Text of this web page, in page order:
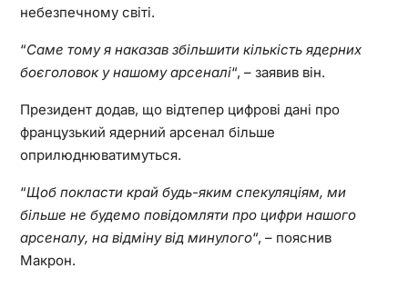
небезпечному світі.
“Саме тому я наказав збільшити кількість ядерних
боєголовок у нашому арсеналі“, – заявив він.
Президент додав, що відтепер цифрові дані про
французький ядерний арсенал більше
оприлюднюватимуться.
“Щоб покласти край будь-яким спекуляціям, ми
більше не будемо повідомляти про цифри нашого
арсеналу, на відміну від минулого“, – пояснив
Макрон.